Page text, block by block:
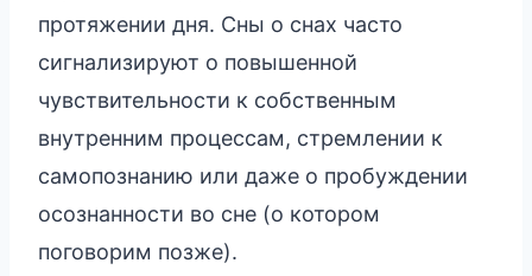
протяжении дня. Сны о снах часто
сигнализируют о повышенной
чувствительности к собственным
внутренним процессам, стремлении к
самопознанию или даже о пробуждении
осознанности во сне (о котором
поговорим позже).